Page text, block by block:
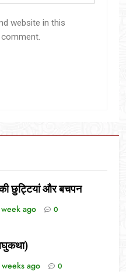
website in this
की छुट्टियां और बचपन
week ago 0
ago 0